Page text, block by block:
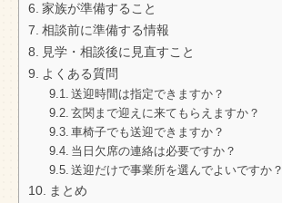
家族が準備すること
相談前に準備する情報
見学・相談後に見直すこと
よくある質問
送迎時間は指定できますか？
玄関まで迎えに来てもらえますか？
車椅子でも送迎できますか？
当日欠席の連絡は必要ですか？
送迎だけで事業所を選んでよいですか？
まとめ